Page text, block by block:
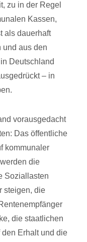
zu in der Regel
Kassen,
als dauerhaft
und aus den
Deutschland
– in
vorausgedacht
Das öffentliche
kommunaler
die
Soziallasten
steigen, die
die staatlichen
den Erhalt und die